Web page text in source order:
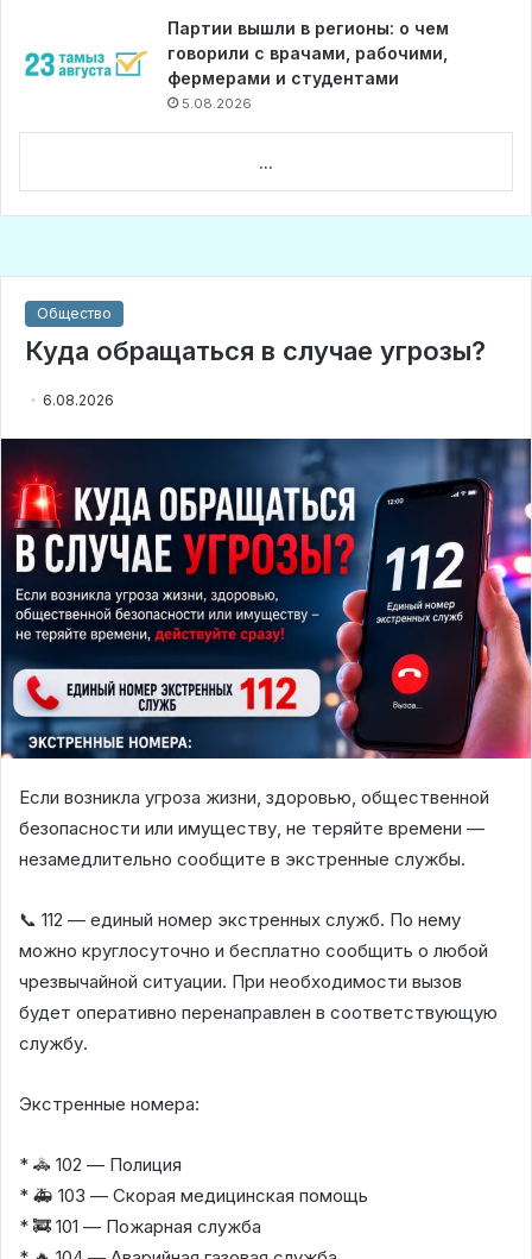
Партии вышли в регионы: о чем
говорили с врачами, рабочими,
фермерами и студентами
5.08.2026
...